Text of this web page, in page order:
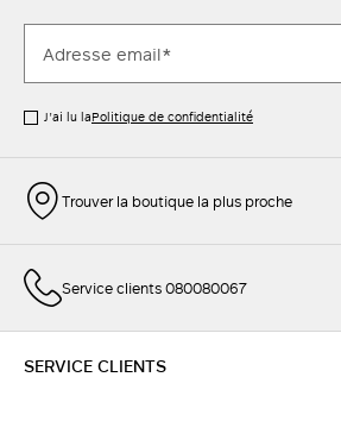
J’ai lu laPolitique de confidentialité
Trouver la boutique la plus proche
Service clients 080080067
SERVICE CLIENTS